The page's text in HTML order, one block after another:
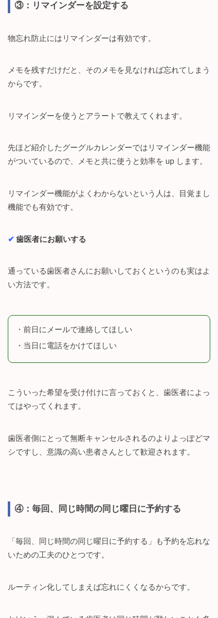
③：リマインダーを設定する
物忘れ防止にはリマインダーは有効です。
メモを残すだけだと、そのメモを見なければ忘れてしまう
からです。
リマインダーを使うとアラートで教えてくれます。
先ほど紹介したグーグルカレンダーではリマインダー機能
がついているので、メモと共に使うと効率を up します。
リマインダー機能がよくわからないという人は、目覚まし
機能でも有効です。
✔︎ 歯医者にお願いする
通っている歯医者さんにお願いしておくというのも実はよ
い方法です。
・前日にメールで連絡してほしい
・当日に電話をかけてほしい
こういった希望を受け付けに言っておくと、歯医者によっ
てはやってくれます。
歯医者側にとって無断キャンセルされるのよりよっぽどマ
シですし、意識の高い患者さんとして歓迎されます。
④：毎回、同じ時間の同じ曜日に予約する
「毎回、同じ時間の同じ曜日に予約する」も予約を忘れな
いための工夫のひとつです。
ルーティン化してしまえば忘れにくくなるからです。